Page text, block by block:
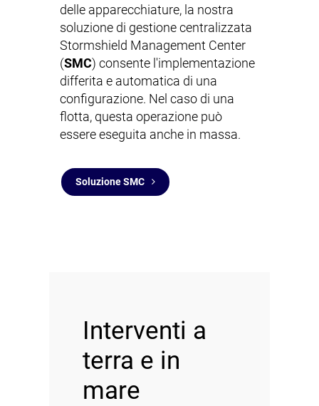
delle apparecchiature, la nostra
soluzione di gestione centralizzata
Stormshield Management Center
(SMC) consente l'implementazione
differita e automatica di una
configurazione. Nel caso di una
flotta, questa operazione può
essere eseguita anche in massa.
Soluzione SMC
Interventi a
terra e in
mare